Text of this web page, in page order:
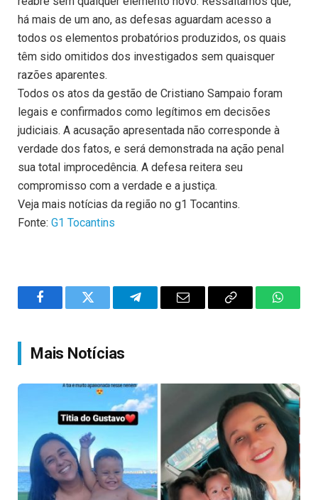
há mais de um ano, as defesas aguardam acesso a
todos os elementos probatórios produzidos, os quais
têm sido omitidos dos investigados sem quaisquer
razões aparentes.
Todos os atos da gestão de Cristiano Sampaio foram
legais e confirmados como legítimos em decisões
judiciais. A acusação apresentada não corresponde à
verdade dos fatos, e será demonstrada na ação penal
sua total improcedência. A defesa reitera seu
compromisso com a verdade e a justiça.
Veja mais notícias da região no g1 Tocantins.
Fonte: G1 Tocantins
FacebookTwitter TelegramEmail
Copy
Mais Notícias